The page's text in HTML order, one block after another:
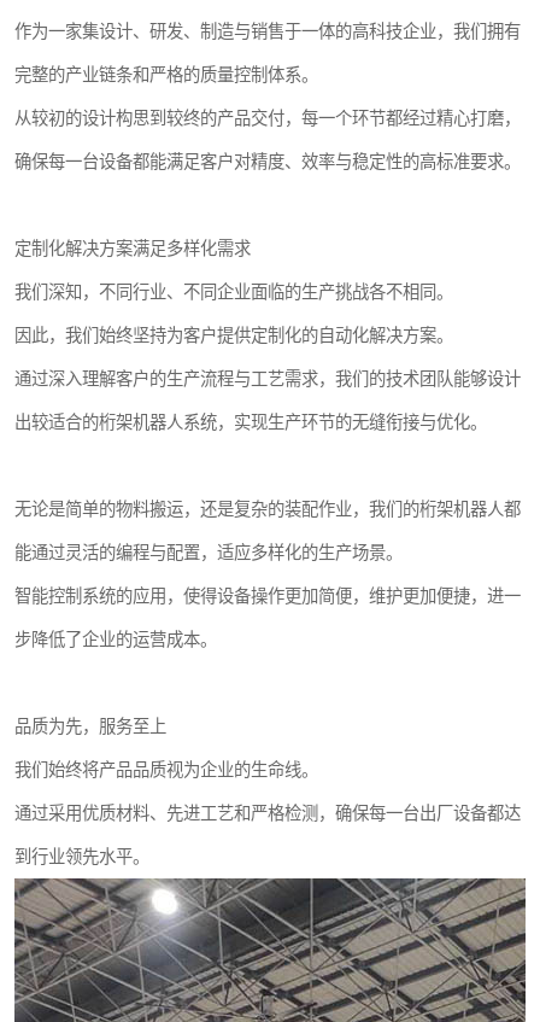
作为一家集设计、研发、制造与销售于一体的高科技企业，我们拥有
完整的产业链条和严格的质量控制体系。
从较初的设计构思到较终的产品交付，每一个环节都经过精心打磨，
确保每一台设备都能满足客户对精度、效率与稳定性的高标准要求。
定制化解决方案满足多样化需求
我们深知，不同行业、不同企业面临的生产挑战各不相同。
因此，我们始终坚持为客户提供定制化的自动化解决方案。
通过深入理解客户的生产流程与工艺需求，我们的技术团队能够设计
出较适合的桁架机器人系统，实现生产环节的无缝衔接与优化。
无论是简单的物料搬运，还是复杂的装配作业，我们的桁架机器人都
能通过灵活的编程与配置，适应多样化的生产场景。
智能控制系统的应用，使得设备操作更加简便，维护更加便捷，进一
步降低了企业的运营成本。
品质为先，服务至上
我们始终将产品品质视为企业的生命线。
通过采用优质材料、先进工艺和严格检测，确保每一台出厂设备都达
到行业领先水平。